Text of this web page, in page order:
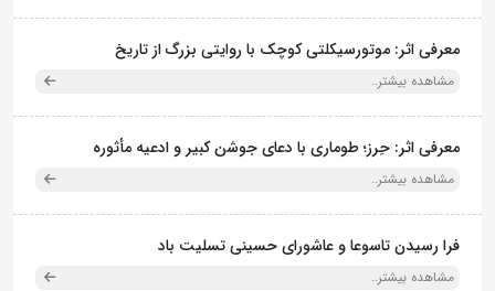
معرفی اثر: موتورسیکلتی کوچک با روایتی بزرگ از تاریخ
مشاهده بیشتر..
معرفی اثر: حِرز؛ طوماری با دعای جوشن کبیر و ادعیه مأثوره
مشاهده بیشتر..
فرا رسیدن تاسوعا و عاشورای حسینی تسلیت باد
مشاهده بیشتر..